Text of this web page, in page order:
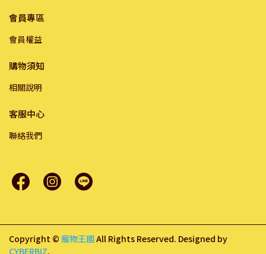
會員專區
會員權益
購物須知
相關說明
客服中心
聯絡我們
Copyright © 寵物王國All Rights Reserved. Designed by
CYBERBIZ.